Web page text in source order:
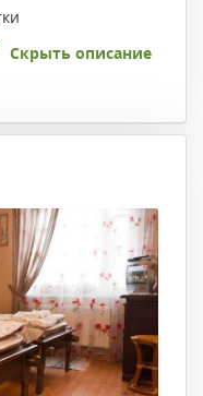
Скрыть описание